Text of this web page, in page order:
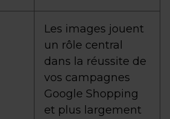
Les images jouent
un rôle central
dans la réussite de
vos campagnes
Google Shopping
et plus largement